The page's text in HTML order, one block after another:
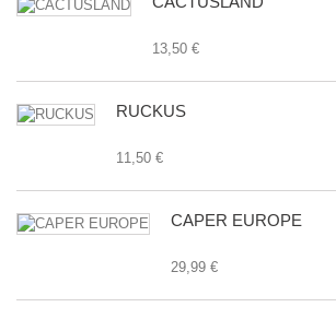
13,50 €
RUCKUS
11,50 €
CAPER EUROPE
29,99 €